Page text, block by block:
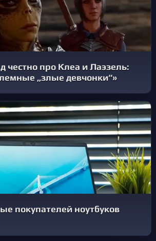
честно про Клеа и Лаэзель:
„злые девчонки“»
покупателей ноутбуков